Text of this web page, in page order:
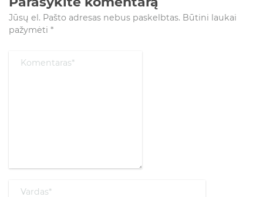
Jūsų el. Pašto adresas nebus paskelbtas. Būtini laukai
pažymėti *